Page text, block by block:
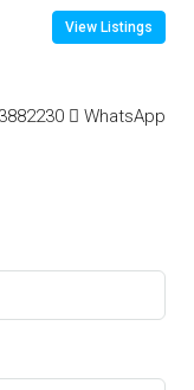
View Listings
WhatsApp